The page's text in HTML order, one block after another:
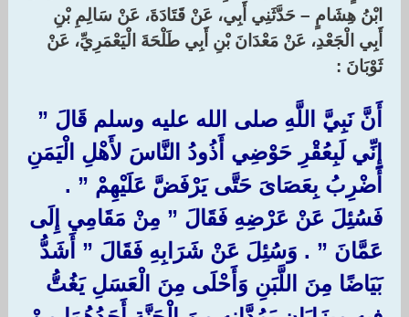
ابْنُ هِشَامٍ – حَدَّثَنِي أَبِي، عَنْ قَتَادَةَ، عَنْ سَالِمِ بْنِ
أَبِي الْجَعْدِ، عَنْ مَعْدَانَ بْنِ أَبِي طَلْحَةَ الْيَعْمَرِيِّ، عَنْ
ثَوْبَانَ :‏
أَنَّ نَبِيَّ اللَّهِ صلى الله عليه وسلم قَالَ ‏”‏
إِنِّي لَبِعُقْرِ حَوْضِي أَذُودُ النَّاسَ لأَهْلِ الْيَمَنِ
أَضْرِبُ بِعَصَاىَ حَتَّى يَرْفَضَّ عَلَيْهِمْ ‏”‏ ‏.‏
فَسُئِلَ عَنْ عَرْضِهِ فَقَالَ ‏”‏ مِنْ مَقَامِي إِلَى
عَمَّانَ ‏”‏ ‏.‏ وَسُئِلَ عَنْ شَرَابِهِ فَقَالَ ‏”‏ أَشَدُّ
بَيَاضًا مِنَ اللَّبَنِ وَأَحْلَى مِنَ الْعَسَلِ يَغُتُّ